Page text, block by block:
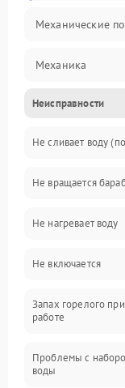
Механические
Механика
Электропитание
Водоснабжение
Слив
Программное
Неисправности
Не сливает воду
Не вращается
Не нагревает воду
Не включается
Запах горелого при
работе
Проблемы с
воды